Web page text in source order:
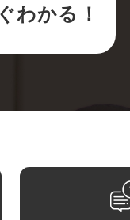
わかる！